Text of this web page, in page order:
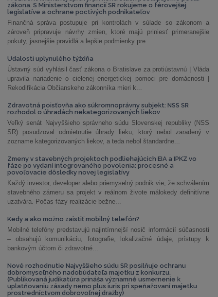
zákona. S Ministerstvom financií SR rokujeme o férovejšej
legislatíve a ochrane poctivých podnikateľov
Finančná správa postupuje pri kontrolách v súlade so zákonom a
zároveň pripravuje návrhy zmien, ktoré majú priniesť primeranejšie
pokuty, jasnejšie pravidlá a lepšie podmienky pre...
Udalosti uplynulého týždňa
Ústavný súd vyhlásil časť zákona o Bratislave za protiústavnú | Vláda
upravila nariadenie o cielenej energetickej pomoci pre domácnosti |
Rekodifikácia Občianskeho zákonníka mieri k...
Zdravotná poisťovňa ako súkromnoprávny subjekt: NSS SR
rozhodol o úhradách nekategorizovaných liekov
Veľký senát Najvyššieho správneho súdu Slovenskej republiky (NSS
SR) posudzoval odmietnutie úhrady lieku, ktorý nebol zaradený v
zozname kategorizovaných liekov, a teda nebol štandardne...
Zmeny v stavebných projektoch podliehajúcich EIA a IPKZ vo
fáze po vydaní integrovaného povolenia: procesné a
povoľovacie dôsledky novej legislatívy
Každý investor, developer alebo priemyselný podnik vie, že schválením
stavebného zámeru sa projekt v reálnom živote málokedy definitívne
uzatvára. Počas fázy realizácie bežne...
Kedy a ako možno zaistiť mobilný telefón?
Mobilné telefóny predstavujú najintímnejší nosič informácií súčasnosti
– obsahujú komunikáciu, fotografie, lokalizačné údaje, prístupy k
bankovým účtom či zdravotné...
Nové rozhodnutie Najvyššieho súdu SR posilňuje ochranu
dobromyseľného nadobúdateľa majetku z konkurzu.
(Publikovaná judikatúra prináša významné usmernenie k
uplatňovaniu zásady nemo plus iuris pri speňažovaní majetku
prostredníctvom dobrovoľnej dražby)